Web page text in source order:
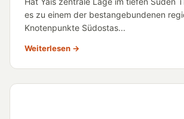
es zu einem der bestangebundenen
Knotenpunkte Südostas...
Weiterlesen →